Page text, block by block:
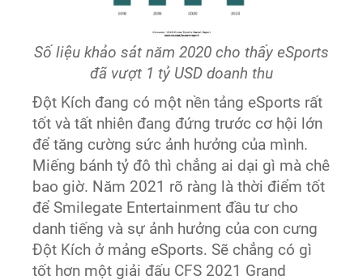
Số liệu khảo sát năm 2020 cho thấy eSports
đã vượt 1 tỷ USD doanh thu
Đột Kích đang có một nền tảng eSports rất
tốt và tất nhiên đang đứng trước cơ hội lớn
để tăng cường sức ảnh hưởng của mình.
Miếng bánh tỷ đô thì chẳng ai dại gì mà chê
bao giờ. Năm 2021 rõ ràng là thời điểm tốt
để Smilegate Entertainment đầu tư cho
danh tiếng và sự ảnh hưởng của con cưng
Đột Kích ở mảng eSports. Sẽ chẳng có gì
tốt hơn một giải đấu CFS 2021 Grand